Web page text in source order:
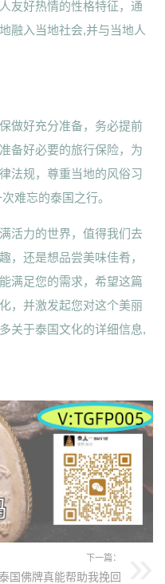
友好热情的性格特征，通
融入当地社会,并与当地人
做好充分准备，务必提前
备好必要的旅行保险，为
法规，尊重当地的风俗习
难忘的泰国之行。
活力的世界，值得我们去
，还是想品尝美味佳肴，
满足您的需求，希望这篇
，并激发起您对这个美丽
关于泰国文化的详细信息,
下一篇：
国佛牌真能帮助我挽回